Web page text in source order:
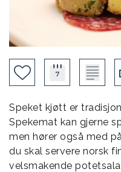
Speket kjøtt er
Spekemat kan gjerne
men hører også med
du skal servere norsk
velsmakende